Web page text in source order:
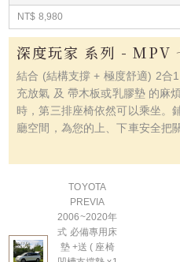
NT$ 8,980
深度玩家 系列 - MPV
結合 (結構支撐 + 極度舒適) 2合
充放氣 及 帶木板或乳膠墊 的麻
時，第三排座椅依然可以乘坐。
廳空間，為您的上、下車安全把關
TOYOTA
PREVIA
2006~2020年
式 必備專用床
墊 +送 ( 座椅